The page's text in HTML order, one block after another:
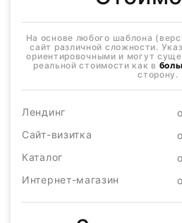
На основе любого шаблона
сайт различной сложности.
ориентировочными и могут
реальной стоимости как в
сторону.
Лендинг
Сайт-визитка
Каталог
Интернет-магазин